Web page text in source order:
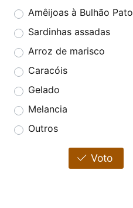
Amêijoas à Bulhão Pato
Sardinhas assadas
Arroz de marisco
Caracóis
Gelado
Melancia
Outros
Voto